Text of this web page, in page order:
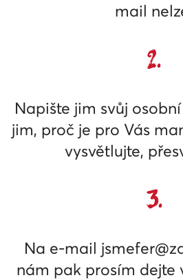
mail
2.
Napište jim svůj
jim, proč je pro Vás
vysvětlujte,
3.
Na e-mail
nám pak prosím dejte